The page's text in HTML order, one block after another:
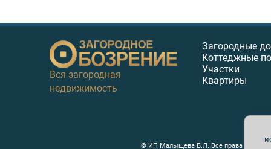
Вся загородная
недвижимость
Загородные
Коттеджные
Участки
Квартиры
© ИП Малыщева Б.Л. Все права